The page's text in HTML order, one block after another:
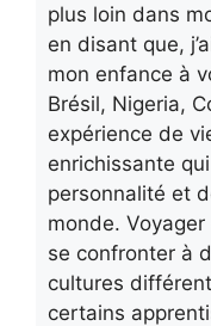
plus loin dans
en disant que,
mon enfance à
Brésil, Nigeria,
expérience de
enrichissante
personnalité et
monde.
se confronter à
cultures
certains